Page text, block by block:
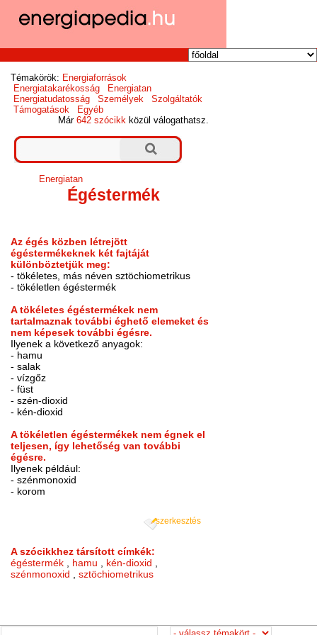
Témakörök: Energiaforrások
Energiatakarékosság
Energiatan
Energiatudatosság
Személyek
Szolgáltatók
Támogatások
Egyéb
Már642 szócikk közül válogathatsz.
Energiatan
Égéstermék
Az égés közben létrejött
égéstermékeknek két fajtáját
különböztetjük meg:
- tökéletes, más néven sztöchiometrikus
- tökéletlen égéstermék
A tökéletes égéstermékek nem
tartalmaznak további éghető elemeket és
nem képesek további égésre.
Ilyenek a következő anyagok:
- hamu
- salak
- vízgőz
- füst
- szén-dioxid
- kén-dioxid
A tökéletlen égéstermékek nem égnek el
teljesen, így lehetőség van további
égésre.
Ilyenek például:
- szénmonoxid
- korom
szerkesztés
A szócikkhez társított címkék:
égéstermék , hamu , kén-dioxid ,
szénmonoxid ,sztöchiometrikus